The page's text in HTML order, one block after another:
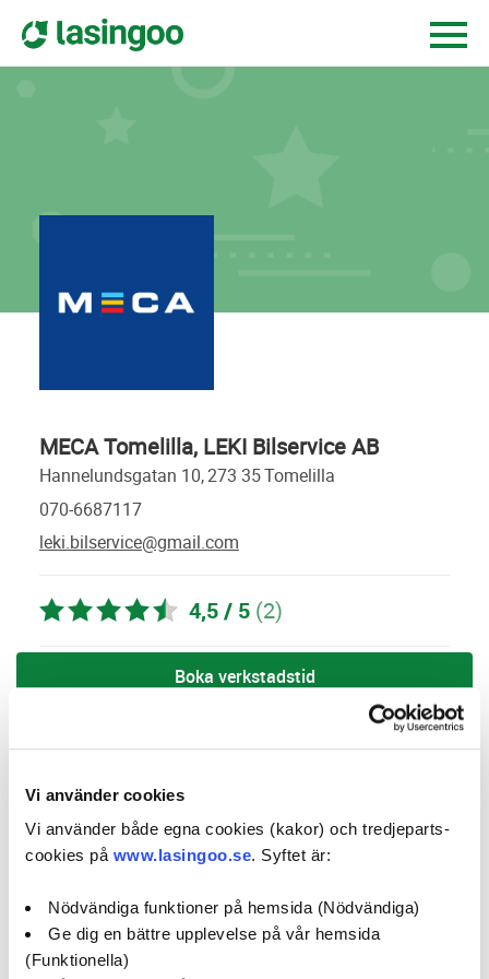
Vi använder cookies
Vi använder både egna cookies (kakor) och tredjeparts-
cookies på www.lasingoo.se. Syftet är:
Nödvändiga funktioner på hemsida (Nödvändiga)
Ge dig en bättre upplevelse på vår hemsida
(Funktionella)
MECA Tomelilla, LEKI Bilservice AB
hannelundsgatan 10, 273 35 tomelilla
070-6687117
leki.bilservice@gmail.com
(2)
4,5 / 5
Boka verkstadstid
öppettider:
social media:
Företagsprofil Omdömen
Kampanjer